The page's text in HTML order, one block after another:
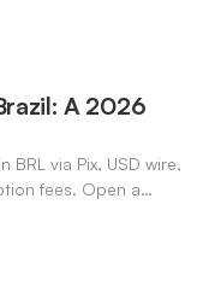
A 2026
via Pix, USD wire,
fees. Open a